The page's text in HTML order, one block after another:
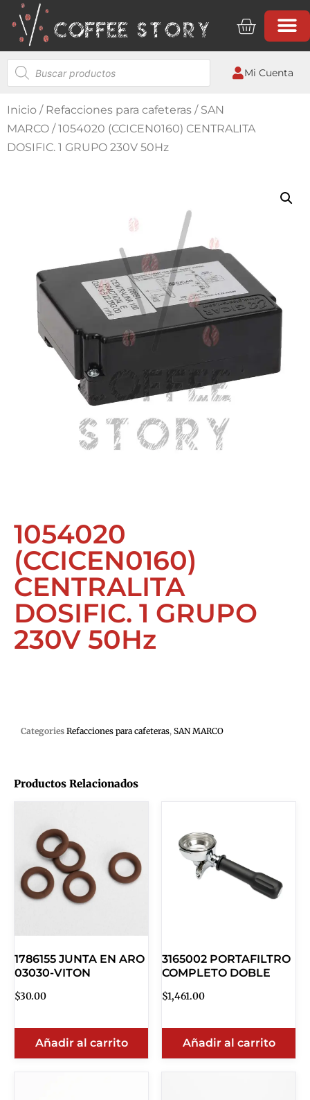
Mi Cuenta
Inicio / Refacciones para cafeteras / SAN
MARCO / 1054020 (CCICEN0160) CENTRALITA
DOSIFIC. 1 GRUPO 230V 50Hz
1054020
(CCICEN0160)
CENTRALITA
DOSIFIC. 1 GRUPO
230V 50Hz
Categories Refacciones para cafeteras, SAN MARCO
Productos Relacionados
1786155 JUNTA EN ARO
03030-VITON
$30.00
Añadir al carrito
3165002 PORTAFILTRO
COMPLETO DOBLE
$1,461.00
Añadir al carrito